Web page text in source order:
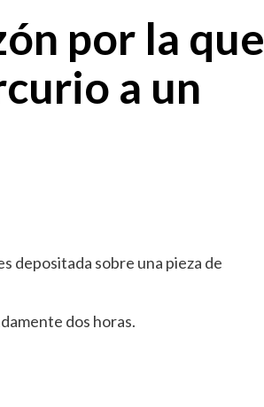
por la que
a un
depositada sobre una pieza de
dos horas.